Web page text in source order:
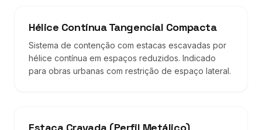
Hélice Contínua Tangencial Compacta
Sistema de contenção com estacas escavadas por
hélice contínua em espaços reduzidos. Indicado
para obras urbanas com restrição de espaço lateral.